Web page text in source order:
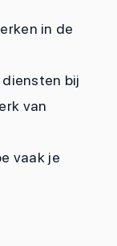
in de
bij
van
vaak je